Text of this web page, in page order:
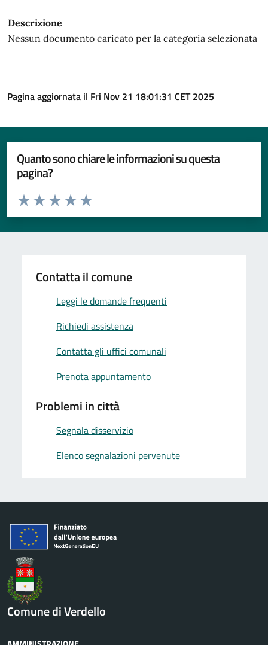
Descrizione
Nessun documento caricato per la categoria selezionata
Pagina aggiornata il Fri Nov 21 18:01:31 CET 2025
Quanto sono chiare le informazioni su questa
pagina?
Valuta da 1 a 5 stelle la pagina
Valuta 5 stelle su 5
Valuta 4 stelle su 5
Valuta 3 stelle su 5
Valuta 2 stelle su 5
Valuta 1 stelle su 5
Contatta il comune
Leggi le domande frequenti
Richiedi assistenza
Contatta gli uffici comunali
Prenota appuntamento
Problemi in città
Segnala disservizio
Elenco segnalazioni pervenute
Comune di Verdello